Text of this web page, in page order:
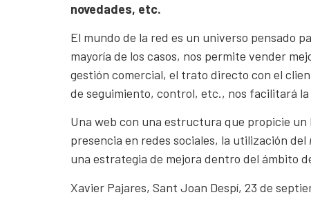
novedades, etc.
El mundo de la red es un universo pensado
mayoría de los casos, nos permite vender
gestión comercial, el trato directo con el
de seguimiento, control, etc., nos facilitará
Una web con una estructura que propicie
presencia en redes sociales, la utilización del
una estrategia de mejora dentro del ámbito
Xavier Pajares, Sant Joan Despí, 23 de